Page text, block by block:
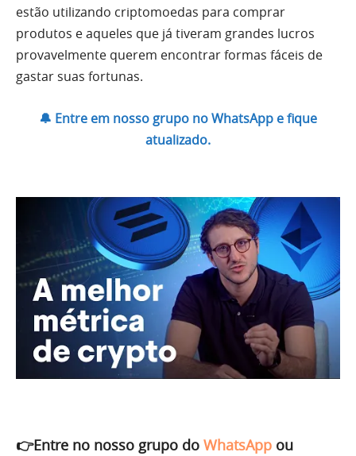
estão utilizando criptomoedas para comprar
produtos e aqueles que já tiveram grandes lucros
provavelmente querem encontrar formas fáceis de
gastar suas fortunas.
🔔 Entre em nosso grupo no WhatsApp e fique
atualizado.
👉Entre no nosso grupo do WhatsApp ou